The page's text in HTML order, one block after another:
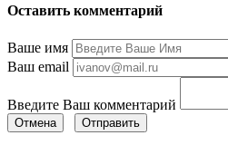
Оставить комментарий
Ваше имя
Ваш email
Введите Ваш комментарий
Отмена Отправить